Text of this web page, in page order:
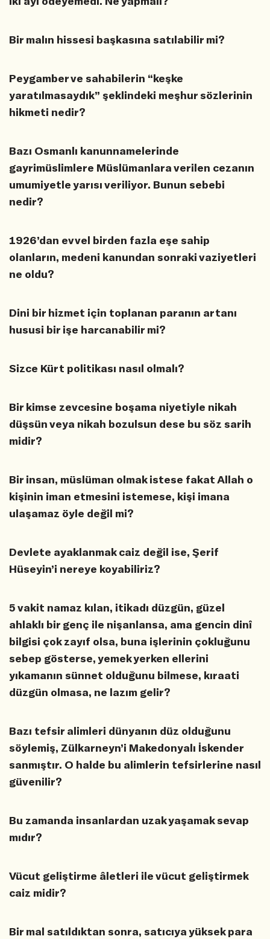
Bir malın hissesi başkasına satılabilir mi?
Peygamber ve sahabilerin “keşke
yaratılmasaydık” şeklindeki meşhur sözlerinin
hikmeti nedir?
Bazı Osmanlı kanunnamelerinde
gayrimüslimlere Müslümanlara verilen cezanın
umumiyetle yarısı veriliyor. Bunun sebebi
nedir?
1926’dan evvel birden fazla eşe sahip
olanların, medeni kanundan sonraki vaziyetleri
ne oldu?
Dini bir hizmet için toplanan paranın artanı
hususi bir işe harcanabilir mi?
Sizce Kürt politikası nasıl olmalı?
Bir kimse zevcesine boşama niyetiyle nikah
düşsün veya nikah bozulsun dese bu söz sarih
midir?
Bir insan, müslüman olmak istese fakat Allah o
kişinin iman etmesini istemese, kişi imana
ulaşamaz öyle değil mi?
Devlete ayaklanmak caiz değil ise, Şerif
Hüseyin’i nereye koyabiliriz?
5 vakit namaz kılan, itikadı düzgün, güzel
ahlaklı bir genç ile nişanlansa, ama gencin dinî
bilgisi çok zayıf olsa, buna işlerinin çokluğunu
sebep gösterse, yemek yerken ellerini
yıkamanın sünnet olduğunu bilmese, kıraati
düzgün olmasa, ne lazım gelir?
Bazı tefsir alimleri dünyanın düz olduğunu
söylemiş, Zülkarneyn’i Makedonyalı İskender
sanmıştır. O halde bu alimlerin tefsirlerine nasıl
güvenilir?
Bu zamanda insanlardan uzak yaşamak sevap
mıdır?
Vücut geliştirme âletleri ile vücut geliştirmek
caiz midir?
Bir mal satıldıktan sonra, satıcıya yüksek para